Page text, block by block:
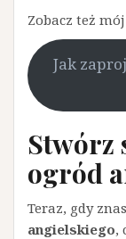
Zobacz też
Jak
Stwórz
ogród
Teraz, gdy
angielskiego,